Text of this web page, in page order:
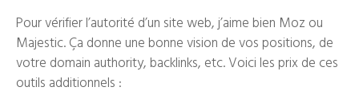
Pour vérifier l’autorité d’un site web, j’aime bien Moz ou
Majestic. Ça donne une bonne vision de vos positions, de
votre domain authority, backlinks, etc. Voici les prix de ces
outils additionnels :